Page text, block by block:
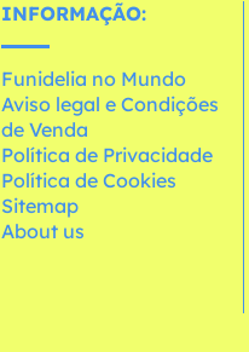
INFORMAÇÃO:
Funidelia no Mundo
Aviso legal e Condições
de Venda
Política de Privacidade
Política de Cookies
Sitemap
About us